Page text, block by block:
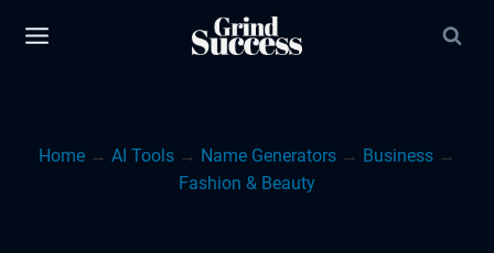
Home → AI Tools → Name Generators → Business →
Fashion & Beauty